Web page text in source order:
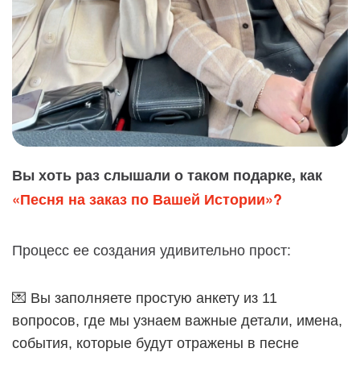
Вы хоть раз слышали о таком подарке, как
«Песня на заказ по Вашей Истории»?
Процесс ее создания удивительно прост:
💌 Вы заполняете простую анкету из 11
вопросов, где мы узнаем важные детали, имена,
события, которые будут отражены в песне